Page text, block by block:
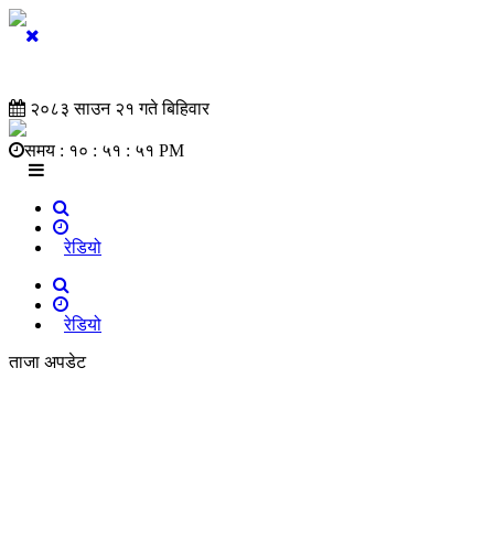
२०८३ साउन २१ गते बिहिवार
समय : १० : ५१ : ५२ PM
रेडियो
रेडियो
ताजा अपडेट